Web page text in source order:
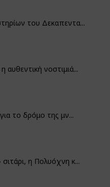
του Δεκαπεντα...
αυθεντική νοστιμιά...
το δρόμο της μν...
η Πολυόχνη κ...